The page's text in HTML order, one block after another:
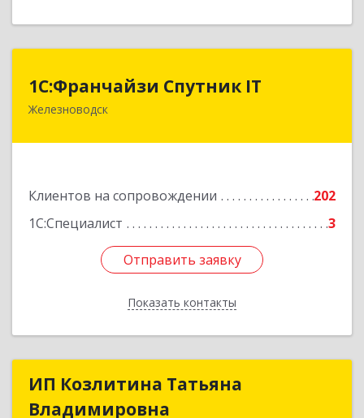
1С:Франчайзи Спутник IT
Железноводск
Клиентов на сопровождении
202
1С:Специалист
3
Отправить заявку
Показать контакты
1С:Франчайзи Спутник IT
357430, Ставропольский край, город-курорт
Подробнее
Отправить заявку
Назад
ИП Козлитина Татьяна
Владимировна
ИП Козлитина Татьяна